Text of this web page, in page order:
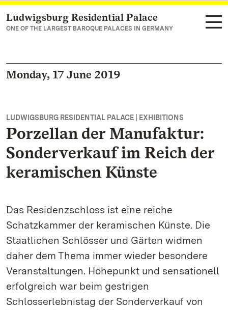
Navigate to main page
Ludwigsburg Residential Palace
ONE OF THE LARGEST BAROQUE PALACES IN GERMANY
Monday, 17 June 2019
LUDWIGSBURG RESIDENTIAL PALACE | EXHIBITIONS
Porzellan der Manufaktur:
Sonderverkauf im Reich der
keramischen Künste
Das Residenzschloss ist eine reiche
Schatzkammer der keramischen Künste. Die
Staatlichen Schlösser und Gärten widmen
daher dem Thema immer wieder besondere
Veranstaltungen. Höhepunkt und sensationell
erfolgreich war beim gestrigen
Schlosserlebnistag der Sonderverkauf von